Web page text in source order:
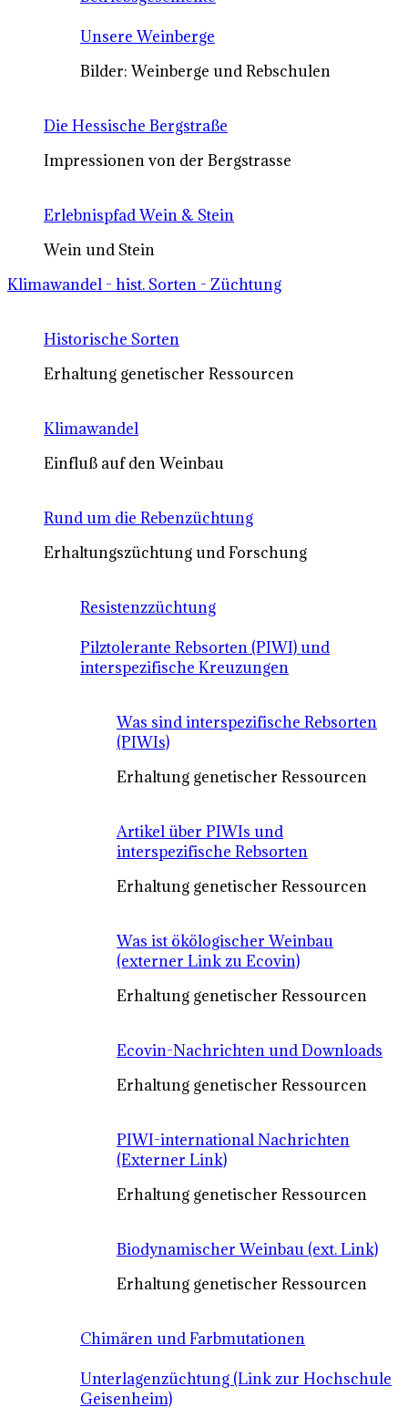
Unsere Weinberge
Bilder: Weinberge und Rebschulen
Die Hessische Bergstraße
Impressionen von der Bergstrasse
Erlebnispfad Wein & Stein
Wein und Stein
Klimawandel - hist. Sorten - Züchtung
Historische Sorten
Erhaltung genetischer Ressourcen
Klimawandel
Einfluß auf den Weinbau
Rund um die Rebenzüchtung
Erhaltungszüchtung und Forschung
Resistenzzüchtung
Pilztolerante Rebsorten (PIWI) und
interspezifische Kreuzungen
Was sind interspezifische Rebsorten
(PIWIs)
Erhaltung genetischer Ressourcen
Artikel über PIWIs und
interspezifische Rebsorten
Erhaltung genetischer Ressourcen
Was ist ökölogischer Weinbau
(externer Link zu Ecovin)
Erhaltung genetischer Ressourcen
Ecovin-Nachrichten und Downloads
Erhaltung genetischer Ressourcen
PIWI-international Nachrichten
(Externer Link)
Erhaltung genetischer Ressourcen
Biodynamischer Weinbau (ext. Link)
Erhaltung genetischer Ressourcen
Chimären und Farbmutationen
Unterlagenzüchtung (Link zur Hochschule
Geisenheim)